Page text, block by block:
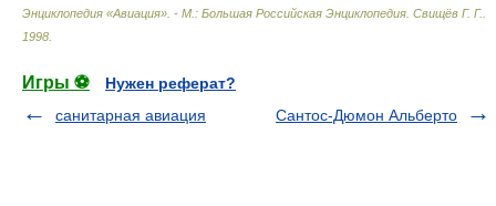
Энциклопедия «Авиация». - М.: Большая Российская Энциклопедия Свищёв Г. Г.
1998
Игры ⚽
Нужен реферат?
санитарная авиация
Сантос-Дюмон Альберто